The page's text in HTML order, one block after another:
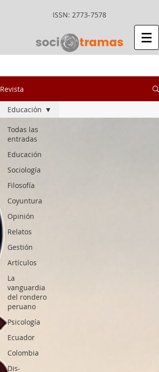
ISSN: 2773-7578
Revista
Todas las
entradas
Educación
Sociología
Filosofía
Coyuntura
Opinión
Relatos
Gestión
Artículos
La
vanguardia
del rondero
peruano
Psicología
Ecuador
Colombia
Dis-
Educación